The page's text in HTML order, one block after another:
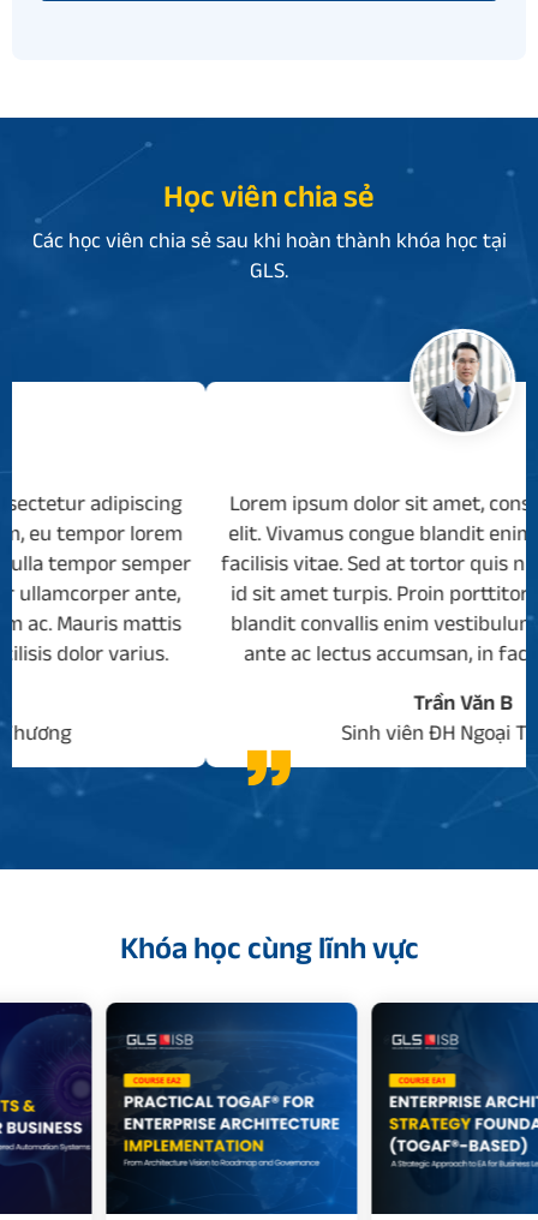
Học viên chia sẻ
Các học viên chia sẻ sau khi hoàn thành khóa học tại
GLS.
Lorem ipsum dolor sit amet, consectetur adipiscing
elit. Vivamus congue blandit enim, eu tempor lorem
facilisis vitae. Sed at tortor quis nulla tempor semper
id sit amet turpis. Proin porttitor ullamcorper ante,
blandit convallis enim vestibulum ac. Mauris mattis
ante ac lectus accumsan, in facilisis dolor varius.
Sinh viên ĐH Ngoại Thương
Khóa học cùng lĩnh vực